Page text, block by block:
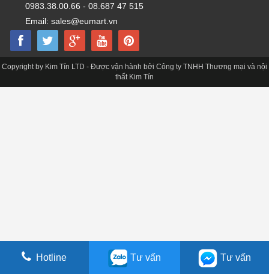
0983.38.00.66 - 08.687 47 515
Email: sales@eumart.vn
Hotline Tư vấn Tư vấn
Copyright by Kim Tín LTD - Được vận hành bởi Công ty TNHH Thương mại và nội
thất Kim Tín